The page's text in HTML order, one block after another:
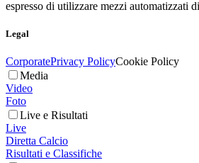
espresso di utilizzare mezzi automatizzati
Legal
CorporatePrivacy PolicyCookie Policy
Media
Video
Foto
Live e Risultati
Live
Diretta Calcio
Risultati e Classifiche